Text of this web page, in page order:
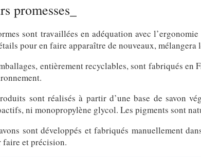
promesses_
sont travaillées en adéquation avec
pour en faire apparaître de nouveaux,
entièrement recyclables, sont fabriqués
sont réalisés à partir d’une base de savon
ni monopropylène glycol. Les pigments sont
sont développés et fabriqués manuellement
faire et précision.